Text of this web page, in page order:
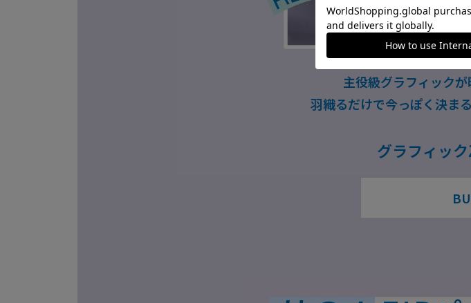
主役級グラフィックが
羽織るだけで今っぽく決ま
グラフィッ